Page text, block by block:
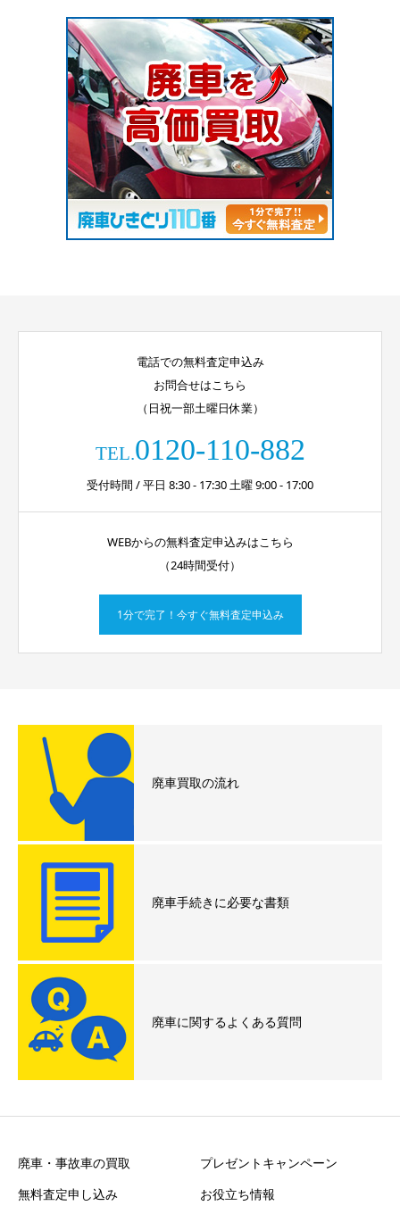
電話での無料査定申込み
お問合せはこちら
（日祝一部土曜日休業）
TEL.0120-110-882
受付時間 / 平日 8:30 - 17:30 土曜 9:00 - 17:00
WEBからの無料査定申込みはこちら
（24時間受付）
1分で完了！今すぐ無料査定申込み
廃車買取の流れ
廃車手続きに必要な書類
廃車に関するよくある質問
廃車・事故車の買取
プレゼントキャンペーン
無料査定申し込み
お役立ち情報